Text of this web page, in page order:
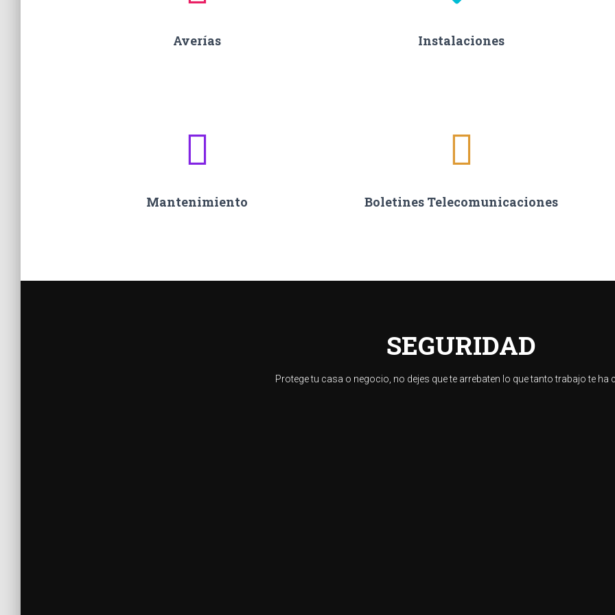
Averías Instalaciones
Mantenimiento Boletines Telecomunicaciones
SEGURIDAD
Protege tu casa o negocio, no dejes que te arrebaten lo que tanto trabajo te ha